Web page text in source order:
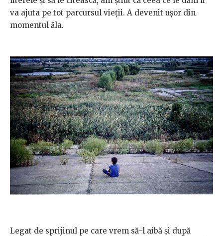
va ajuta pe tot parcursul vieții. A devenit ușor din
momentul ăla.
Legat de sprijinul pe care vrem să-l aibă și după